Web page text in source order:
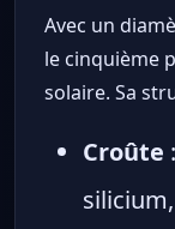
Avec un
le cinquième
solaire. Sa
Croûte